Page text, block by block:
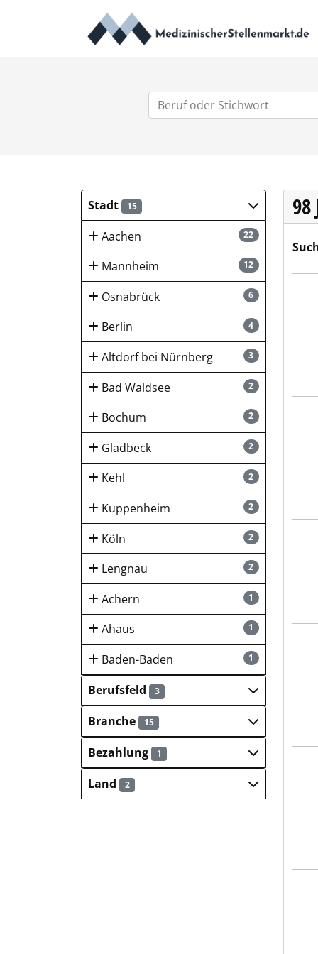
Stadt 15
22
Aachen
12
Mannheim
6
Osnabrück
4
Berlin
3
Altdorf bei Nürnberg
2
Bad Waldsee
2
Bochum
2
Gladbeck
2
Kehl
2
Kuppenheim
2
Köln
2
Lengnau
1
Achern
1
Ahaus
1
Baden-Baden
Berufsfeld
3
Branche 15
Bezahlung 1
Land 2
98